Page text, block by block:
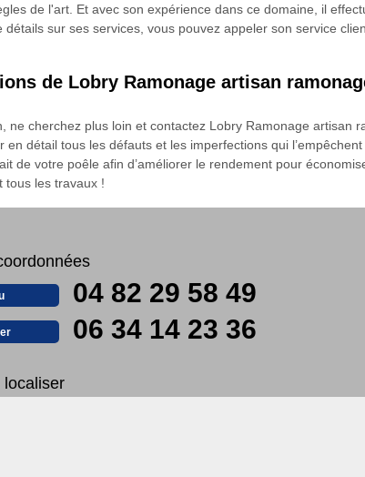
de l'art. Et avec son expérience dans ce domaine, il
sur ses services, vous pouvez appeler son service
de Lobry Ramonage artisan
cherchez plus loin et contactez Lobry Ramonage artisan
détail tous les défauts et les imperfections qui
de votre poêle afin d’améliorer le rendement pour
tous les travaux !
04 82 29 58 49
06 34 14 23 36
localiser